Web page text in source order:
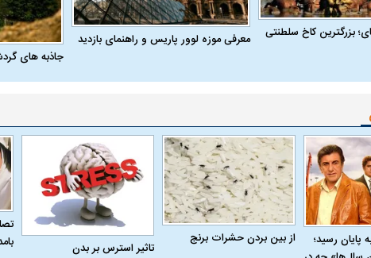
بزرگترین کاخ سلطنتی
معرفی موزه لوور پاریس و راهنمای بازدید
جاذبه های
به پایان رسید؛
از بین بردن حشرات برنج
تاثیر استرس بر بدن